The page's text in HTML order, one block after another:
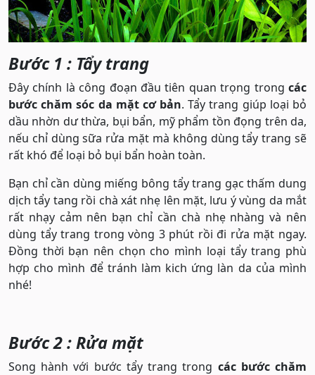
Bước 1 : Tẩy trang
Đây chính là công đoạn đầu tiên quan trọng trong các
bước chăm sóc da mặt cơ bản. Tẩy trang giúp loại bỏ
dầu nhờn dư thừa, bụi bẩn, mỹ phẩm tồn đọng trên da,
nếu chỉ dùng sữa rửa mặt mà không dùng tẩy trang sẽ
rất khó để loại bỏ bụi bẩn hoàn toàn.
Bạn chỉ cần dùng miếng bông tẩy trang gạc thấm dung
dịch tẩy tang rồi chà xát nhẹ lên mặt, lưu ý vùng da mắt
rất nhạy cảm nên bạn chỉ cần chà nhẹ nhàng và nên
dùng tẩy trang trong vòng 3 phút rồi đi rửa mặt ngay.
Đồng thời bạn nên chọn cho mình loại tẩy trang phù
hợp cho mình để tránh làm kich ứng làn da của mình
nhé!
Bước 2 : Rửa mặt
Song hành với bước tẩy trang trong các bước chăm